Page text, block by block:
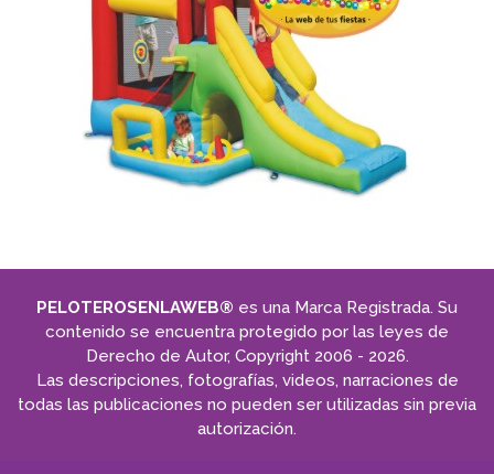
PELOTEROSENLAWEB® es una Marca Registrada. Su
contenido se encuentra protegido por las leyes de
Derecho de Autor, Copyright 2006 - 2026.
Las descripciones, fotografías, videos, narraciones de
todas las publicaciones no pueden ser utilizadas sin previa
autorización.